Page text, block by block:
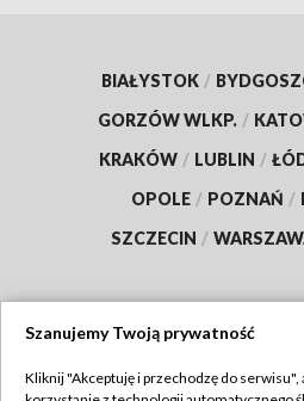
BIAŁYSTOK /
GORZÓW WLKP. /
KRAKÓW / LUBLIN /
OPOLE / POZNAŃ /
SZCZECIN /
Szanujemy Twoją prywatność
Kliknij "Akceptuję i przechodzę do serwisu",